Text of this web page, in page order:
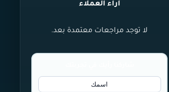
آراء العملاء
لا توجد مراجعات معتمدة بعد.